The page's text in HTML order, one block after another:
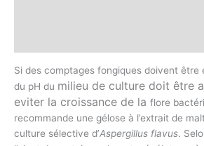
Si des comptages fongiques doivent
du pH du milieu de culture doit être
eviter la croissance de la flore
recommande une gélose à l’extrait de
culture sélective d’Aspergillus flavus.